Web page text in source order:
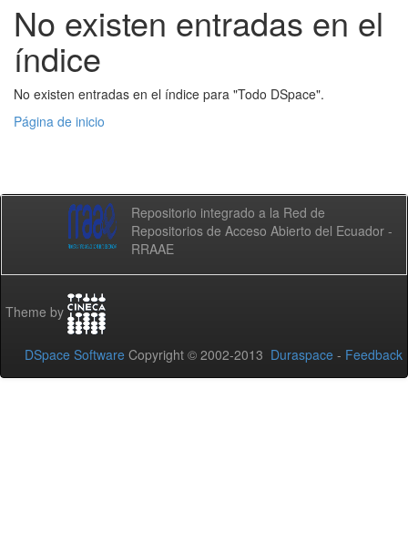
No existen entradas en el
índice
No existen entradas en el índice para "Todo DSpace".
Página de inicio
Repositorio integrado a la Red de
Repositorios de Acceso Abierto del Ecuador -
RRAAE
Theme by
DSpace Software Copyright © 2002-2013 Duraspace - Feedback